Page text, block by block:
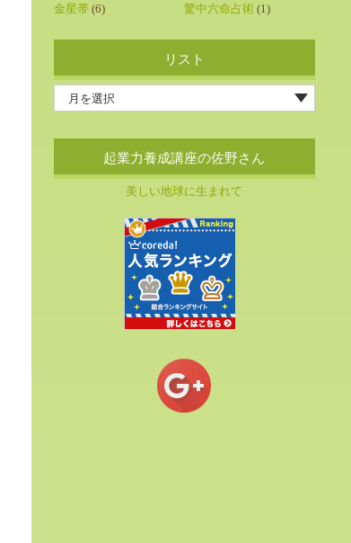
金星帯 (6) 驚中六命占術 (1)
リスト
起業力養成講座の佐野さん
美しい地球に生まれて